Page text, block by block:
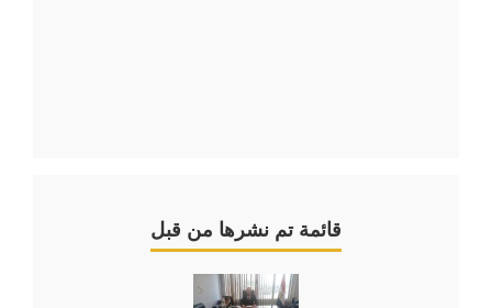
قائمة تم نشرها من قبل